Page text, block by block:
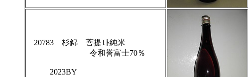
20783 杉錦 菩提ﾓﾄ純米
令和誉富士70％
2023BY